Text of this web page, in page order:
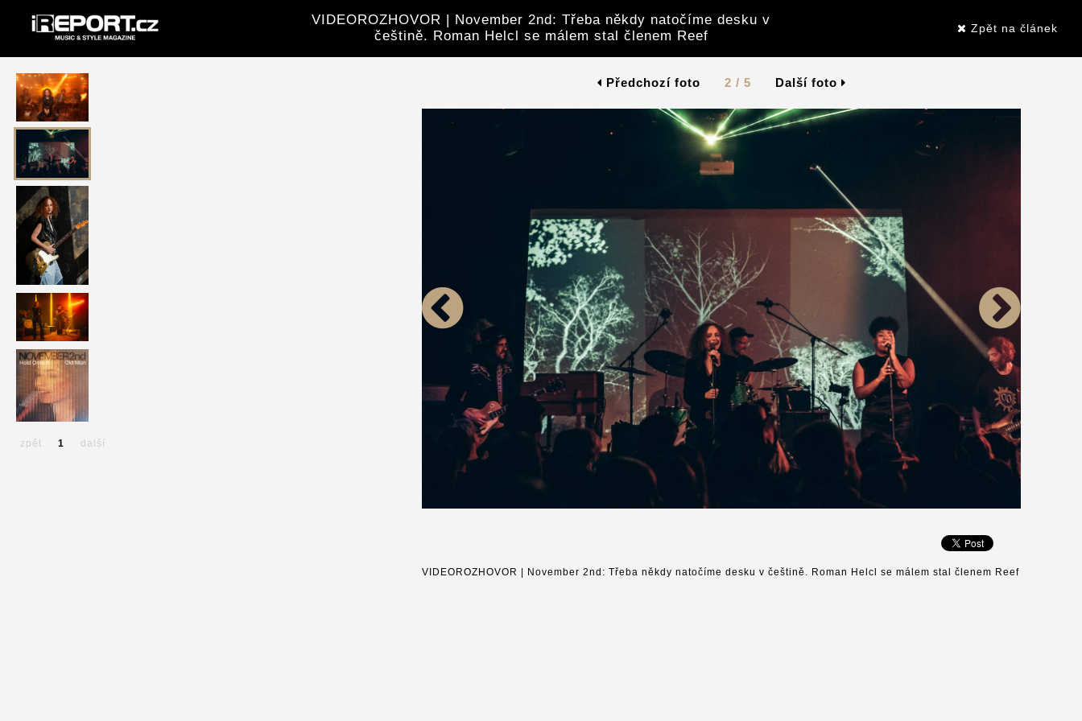
VIDEOROZHOVOR | November 2nd: Třeba někdy natočíme desku v
češtině. Roman Helcl se málem stal členem Reef
Zpět na článek
Předchozí foto 2 / 5 Další foto
VIDEOROZHOVOR | November 2nd: Třeba někdy natočíme desku v češtině. Roman Helcl se málem stal členem Reef
zpět 1 další